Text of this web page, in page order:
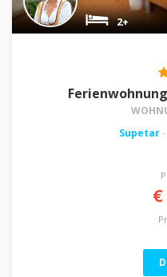
2+
Supetar
€